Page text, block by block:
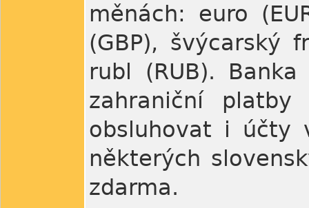
měnách: euro
(GBP), švýcarský
rubl (RUB).
zahraniční
obsluhovat i účty
některých
zdarma.